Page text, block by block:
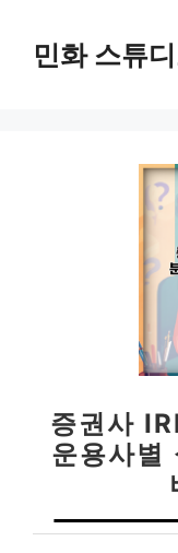
민화 스튜
증권사
운용사별